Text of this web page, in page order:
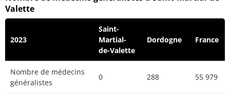
Valette
2023
Saint-
Martial-
de-Valette
Dordogne France
Nombre de médecins
généralistes
0 288 55 979